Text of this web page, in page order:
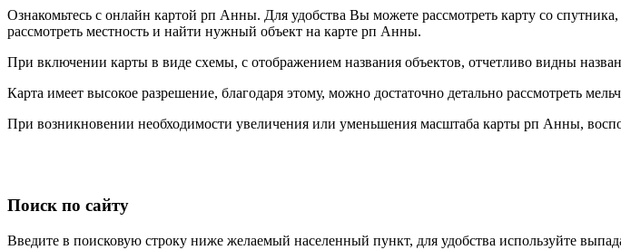
Ознакомьтесь с онлайн картой рп Анны. Для удобства Вы можете рассмотреть карту со
рассмотреть местность и найти нужный объект на карте рп Анны.
При включении карты в виде схемы, с отображением названия объектов, отчетливо видны
Карта имеет высокое разрешение, благодаря этому, можно достаточно детально рассмотреть
При возникновении необходимости увеличения или уменьшения масштаба карты рп Анны,
Поиск по сайту
Введите в поисковую строку ниже желаемый населенный пункт, для удобства используйте